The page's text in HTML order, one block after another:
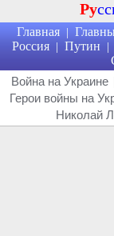
Ру
Главная |
Россия | Путин |
Война на Украине
Герои войны на
Николай